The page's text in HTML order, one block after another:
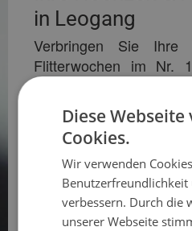
in Leogang
Verbringen Sie Ihre
Flitterwochen im Nr.
Leogang im
im Bilderbuch, feiern
Bekannten &
Flitterwochen im
Hochzeits-Hotel in
Österreich!
Anreise*
Diese
Cookies.
Wir verwenden
Benutzerfreundlichkeit
verbessern. Durch die
unserer Webseite